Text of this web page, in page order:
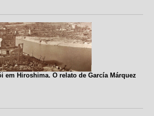
em Hiroshima. O relato de García Márquez